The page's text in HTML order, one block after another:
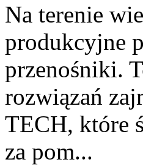
Na terenie
produkcyjne
przenośniki.
rozwiązań
TECH, które
za pom...